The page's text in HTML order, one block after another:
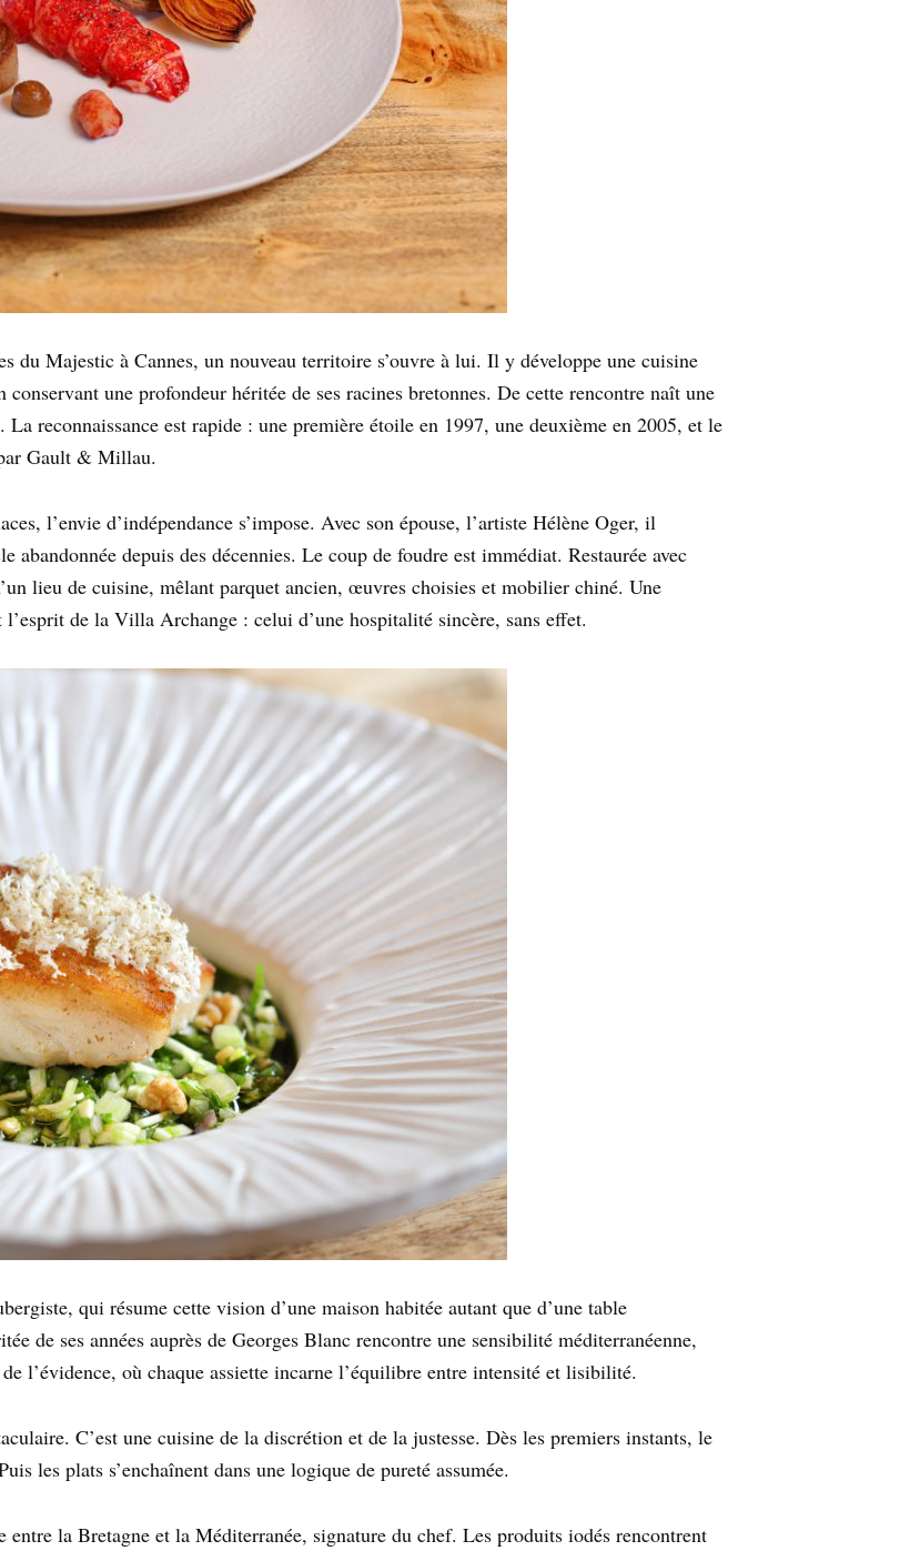
du Majestic à Cannes, un nouveau territoire s’ouvre à lui. Il y développe une cuisine
une profondeur héritée de ses racines bretonnes. De cette rencontre naît une
reconnaissance est rapide : une première étoile en 1997, une deuxième en 2005, et le
Gault & Millau.
l’envie d’indépendance s’impose. Avec son épouse, l’artiste Hélène Oger, il
depuis des décennies. Le coup de foudre est immédiat. Restaurée avec
lieu de cuisine, mêlant parquet ancien, œuvres choisies et mobilier chiné. Une
l’esprit de la Villa Archange : celui d’une hospitalité sincère, sans effet.
qui résume cette vision d’une maison habitée autant que d’une table
de ses années auprès de Georges Blanc rencontre une sensibilité méditerranéenne,
l’évidence, où chaque assiette incarne l’équilibre entre intensité et lisibilité.
C’est une cuisine de la discrétion et de la justesse. Dès les premiers instants, le
les plats s’enchaînent dans une logique de pureté assumée.
entre la Bretagne et la Méditerranée, signature du chef. Les produits iodés rencontrent